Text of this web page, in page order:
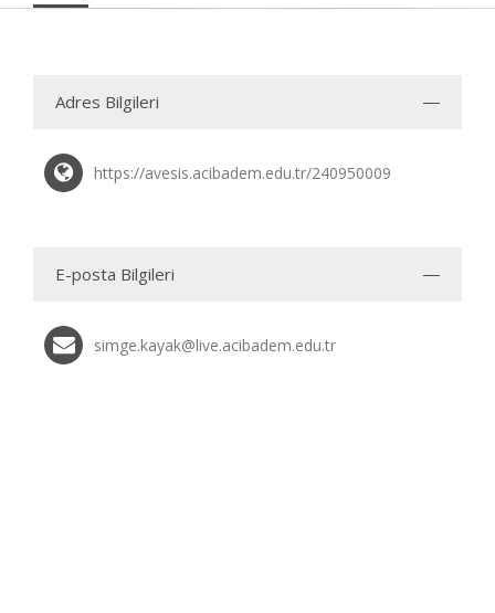
Adres Bilgileri
https://avesis.acibadem.edu.tr/240950009
E-posta Bilgileri
simge.kayak@live.acibadem.edu.tr